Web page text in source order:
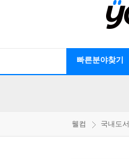
빠른분야찾기
웰컴 국내도서